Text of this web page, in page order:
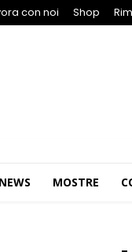
con noi Shop
NEWS MOSTRE